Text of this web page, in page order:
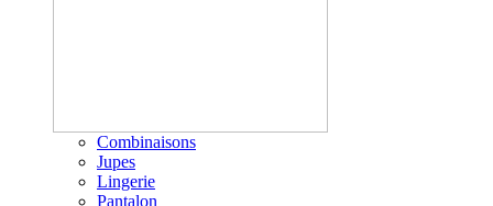
Combinaisons
Jupes
Lingerie
Pantalon